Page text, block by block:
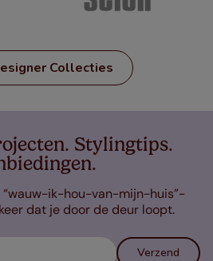
Collecties
Stylingtips.
“wauw-ik-hou-van-mijn-huis”-
dat je door de deur loopt.
Verzend